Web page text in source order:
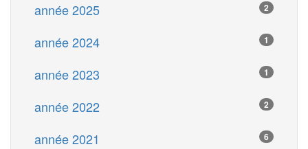
2
année 2025
1
année 2024
1
année 2023
2
année 2022
6
année 2021